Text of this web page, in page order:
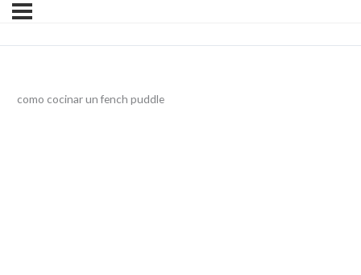
como cocinar un fench puddle